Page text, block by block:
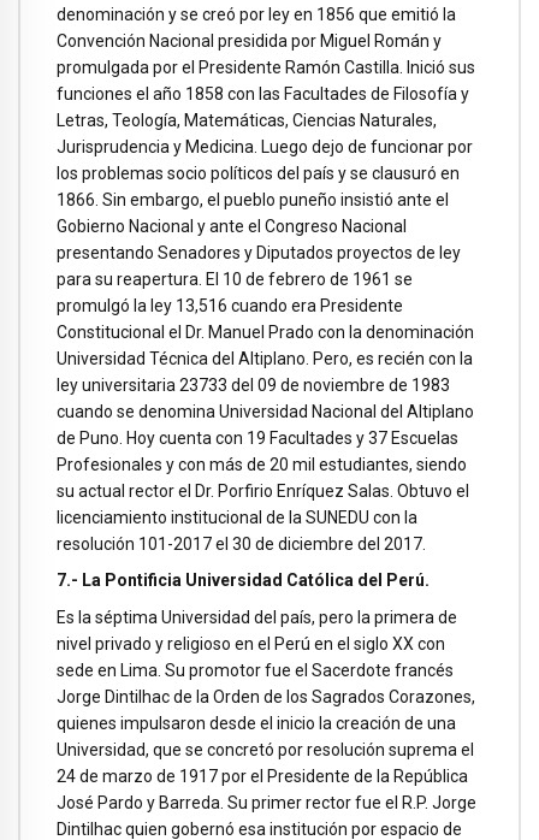
denominación y se creó por ley en 1856 que emitió la
Convención Nacional presidida por Miguel Román y
promulgada por el Presidente Ramón Castilla. Inició sus
funciones el año 1858 con las Facultades de Filosofía y
Letras, Teología, Matemáticas, Ciencias Naturales,
Jurisprudencia y Medicina. Luego dejo de funcionar por
los problemas socio políticos del país y se clausuró en
1866. Sin embargo, el pueblo puneño insistió ante el
Gobierno Nacional y ante el Congreso Nacional
presentando Senadores y Diputados proyectos de ley
para su reapertura. El 10 de febrero de 1961 se
promulgó la ley 13,516 cuando era Presidente
Constitucional el Dr. Manuel Prado con la denominación
Universidad Técnica del Altiplano. Pero, es recién con la
ley universitaria 23733 del 09 de noviembre de 1983
cuando se denomina Universidad Nacional del Altiplano
de Puno. Hoy cuenta con 19 Facultades y 37 Escuelas
Profesionales y con más de 20 mil estudiantes, siendo
su actual rector el Dr. Porfirio Enríquez Salas. Obtuvo el
licenciamiento institucional de la SUNEDU con la
resolución 101-2017 el 30 de diciembre del 2017.
7.- La Pontificia Universidad Católica del Perú.
Es la séptima Universidad del país, pero la primera de
nivel privado y religioso en el Perú en el siglo XX con
sede en Lima. Su promotor fue el Sacerdote francés
Jorge Dintilhac de la Orden de los Sagrados Corazones,
quienes impulsaron desde el inicio la creación de una
Universidad, que se concretó por resolución suprema el
24 de marzo de 1917 por el Presidente de la República
José Pardo y Barreda. Su primer rector fue el R.P. Jorge
Dintilhac quien gobernó esa institución por espacio de